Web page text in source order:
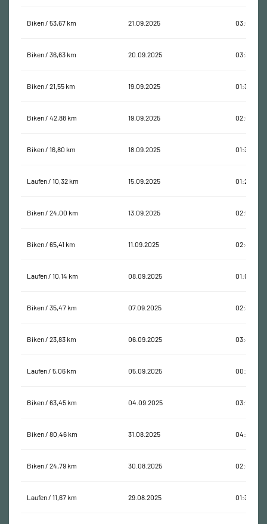
Biken / 53,67 km 21.09.2025 03:07:49
Biken / 36,63 km 20.09.2025 03:33:54
Biken / 21,55 km 19.09.2025 01:33:24
Biken / 42,88 km 19.09.2025 02:02:14
Biken / 16,80 km 18.09.2025 01:33:33
Laufen / 10,32 km 15.09.2025 01:21:21
Biken / 24,00 km 13.09.2025 02:50:14
Biken / 65,41 km 11.09.2025 02:44:32
Laufen / 10,14 km 08.09.2025 01:07:03
Biken / 35,47 km 07.09.2025 02:32:05
Biken / 23,83 km 06.09.2025 03:44:32
Laufen / 5,06 km 05.09.2025 00:28:46
Biken / 63,45 km 04.09.2025 03:16:15
Biken / 80,46 km 31.08.2025 04:50:15
Biken / 24,79 km 30.08.2025 02:45:13
Laufen / 11,67 km 29.08.2025 01:38:02